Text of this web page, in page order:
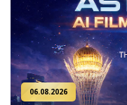
06.08.2026